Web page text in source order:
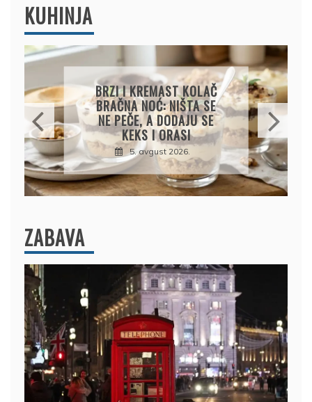
KUHINJA
KREMASTA TJESTENINA
SA FETA SIROM I PEČENIM
PARADAJZOM
5. avgust 2026.
ZABAVA